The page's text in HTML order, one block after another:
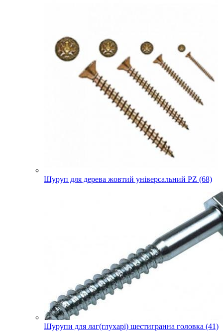
Шуруп для дерева жовтий універсальний PZ (68)
Шурупи для лаг(глухарі) шестигранна головка (41)